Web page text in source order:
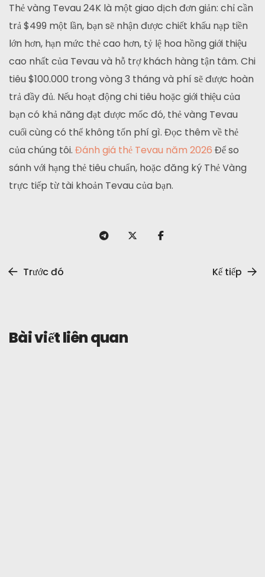
Thẻ vàng Tevau 24K là một giao dịch đơn giản: chỉ cần
trả $499 một lần, bạn sẽ nhận được chiết khấu nạp tiền
lớn hơn, hạn mức thẻ cao hơn, tỷ lệ hoa hồng giới thiệu
cao nhất của Tevau và hỗ trợ khách hàng tận tâm. Chi
tiêu $100.000 trong vòng 3 tháng và phí sẽ được hoàn
trả đầy đủ. Nếu hoạt động chi tiêu hoặc giới thiệu của
bạn có khả năng đạt được mốc đó, thẻ vàng Tevau
cuối cùng có thể không tốn phí gì. Đọc thêm về thẻ
của chúng tôi. Đánh giá thẻ Tevau năm 2026 Để so
sánh với hạng thẻ tiêu chuẩn, hoặc đăng ký Thẻ Vàng
trực tiếp từ tài khoản Tevau của bạn.
Trước đó Kế tiếp
Bài viết liên quan